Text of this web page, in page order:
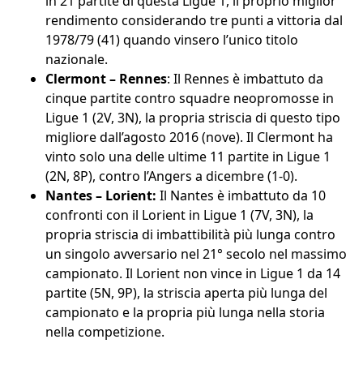
rendimento considerando tre punti a vittoria dal
1978/79 (41) quando vinsero l’unico titolo
nazionale.
Clermont – Rennes: Il Rennes è imbattuto da
cinque partite contro squadre neopromosse in
Ligue 1 (2V, 3N), la propria striscia di questo tipo
migliore dall’agosto 2016 (nove). Il Clermont ha
vinto solo una delle ultime 11 partite in Ligue 1
(2N, 8P), contro l’Angers a dicembre (1-0).
Nantes – Lorient: Il Nantes è imbattuto da 10
confronti con il Lorient in Ligue 1 (7V, 3N), la
propria striscia di imbattibilità più lunga contro
un singolo avversario nel 21° secolo nel massimo
campionato. Il Lorient non vince in Ligue 1 da 14
partite (5N, 9P), la striscia aperta più lunga del
campionato e la propria più lunga nella storia
nella competizione.